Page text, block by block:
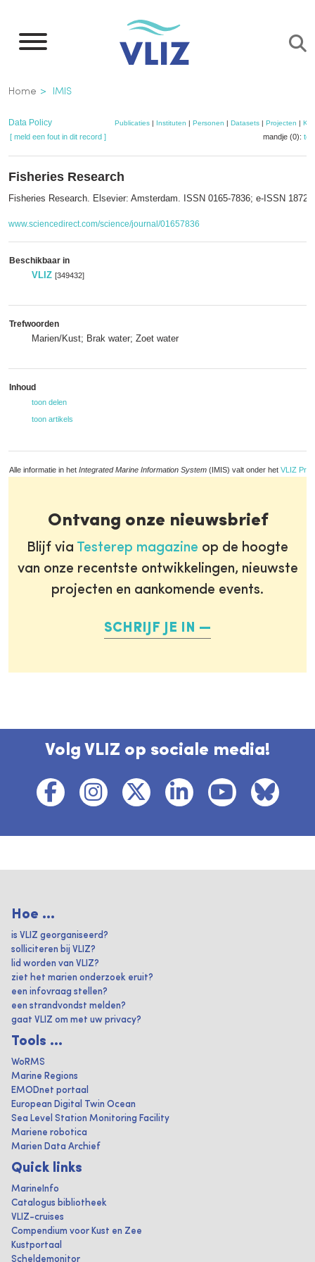
naar
inhoud
gaan
Kruimelpad
Home IMIS
Data Policy Publicaties | Instituten | Personen | Datasets | Projecten |
[ meld een fout in dit record ] mandje (0):
Fisheries Research
Fisheries Research. Elsevier: Amsterdam. ISSN 0165-7836; e-ISSN 1872-
www.sciencedirect.com/science/journal/01657836
Beschikbaar in
VLIZ [349432]
Trefwoorden
Marien/Kust; Brak water; Zoet water
Inhoud
toon delen
toon artikels
Alle informatie in het Integrated Marine Information System (IMIS) valt onder het VLIZ
Ontvang onze nieuwsbrief
Blijf via Testerep magazine op de hoogte
van onze recentste ontwikkelingen, nieuwste
projecten en aankomende events.
SCHRIJF JE IN
Volg VLIZ op sociale media!
Hoe ...
is VLIZ georganiseerd?
solliciteren bij VLIZ?
lid worden van VLIZ?
ziet het marien onderzoek eruit?
een infovraag stellen?
een strandvondst melden?
gaat VLIZ om met uw privacy?
Tools ...
WoRMS
Marine Regions
EMODnet portaal
European Digital Twin Ocean
Sea Level Station Monitoring Facility
Mariene robotica
Marien Data Archief
Quick links
MarineInfo
Catalogus bibliotheek
VLIZ-cruises
Compendium voor Kust en Zee
Kustportaal
Scheldemonitor